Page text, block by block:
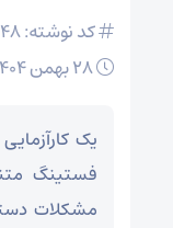
کد نوشته: 157248
یک
فستینگ
مشکلات